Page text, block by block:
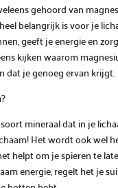
gehoord van
belangrijk is voor je
geeft je energie en
kijken waarom
dat je genoeg ervan krijgt.
mineraal dat in je
Het wordt ook wel
helpt om je spieren te
energie, regelt het je